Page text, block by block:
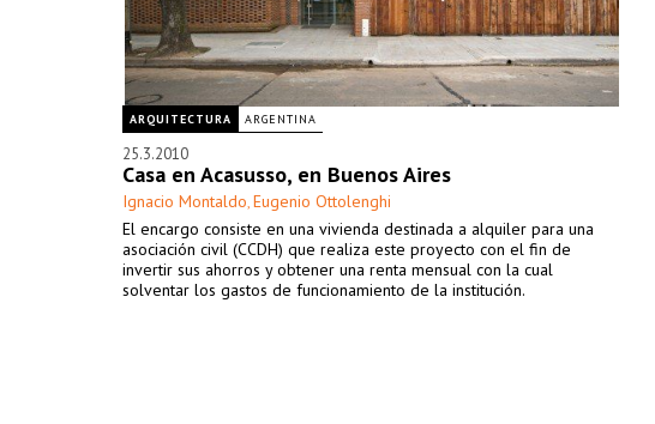
ARQUITECTURA ARGENTINA
25.3.2010
Casa en Acasusso, en Buenos Aires
Ignacio Montaldo, Eugenio Ottolenghi
El encargo consiste en una vivienda destinada a alquiler para una
asociación civil (CCDH) que realiza este proyecto con el fin de
invertir sus ahorros y obtener una renta mensual con la cual
solventar los gastos de funcionamiento de la institución.